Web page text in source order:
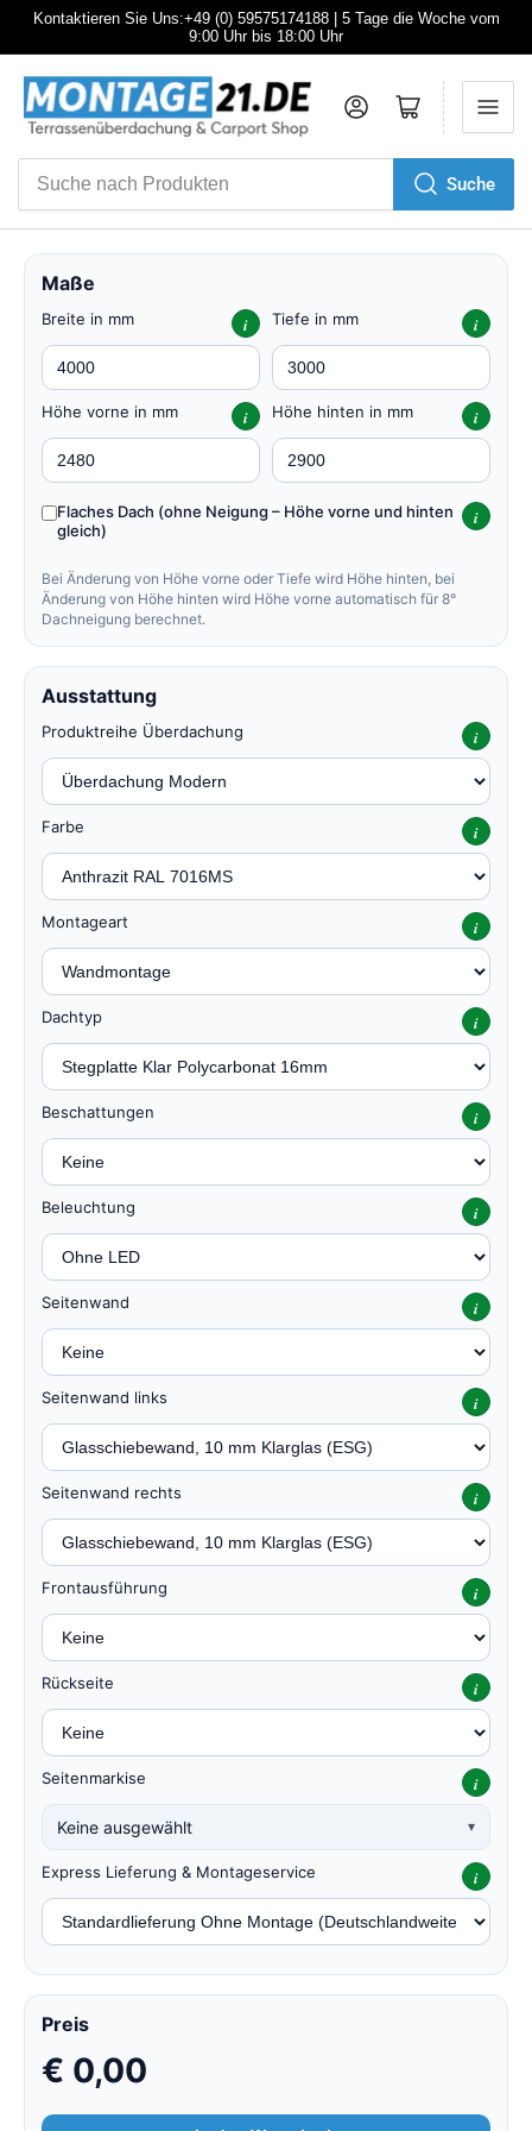
Kontaktieren Sie Uns:+49 (0) 59575174188 | 5 Tage die Woche vom
9:00 Uhr bis 18:00 Uhr
Produkten
Suche
AnmeldenMini-Warenkorb öffnen